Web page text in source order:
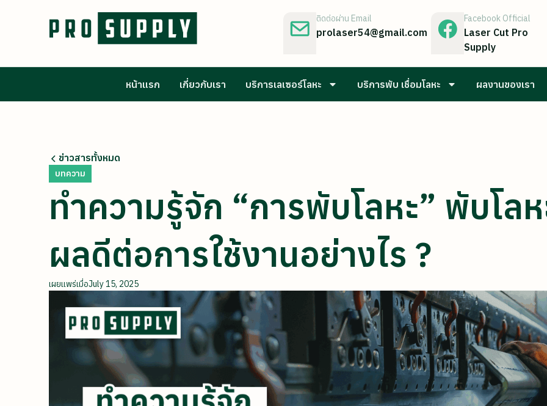
ติดต่อผ่าน Email
prolaser54@gmail.com
Facebook Official
Laser Cut Pro
Supply
หน้าแรก เกี่ยวกับเรา บริการเลเซอร์โลหะ บริการพับ เชื่อมโลหะ ผลงานของเรา
ข่าวสารทั้งหมด
บทความ
ทำความรู้จัก “การพับโลหะ” พับโล
ผลดีต่อการใช้งานอย่างไร ?
เผยแพร่เมื่อJuly 15, 2025